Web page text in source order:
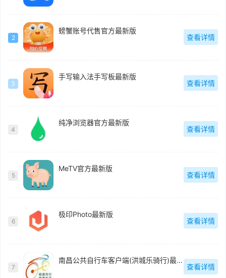
2
螃蟹账号代售官方最新版
查看详情
3
手写输入法手写板最新版
查看详情
4
纯净浏览器官方最新版
查看详情
5
MeTV官方最新版
查看详情
6
极印Photo最新版
查看详情
7
南昌公共自行车客户端(洪城乐骑行)最新版
查看详情